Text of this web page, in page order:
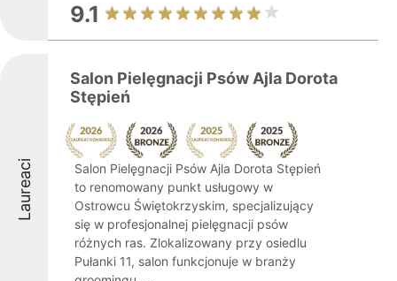
9.1
Laureaci
Salon Pielęgnacji Psów Ajla Dorota
Stępień
Salon Pielęgnacji Psów Ajla Dorota Stępień
to renomowany punkt usługowy w
Ostrowcu Świętokrzyskim, specjalizujący
się w profesjonalnej pielęgnacji psów
różnych ras. Zlokalizowany przy osiedlu
Pułanki 11, salon funkcjonuje w branży